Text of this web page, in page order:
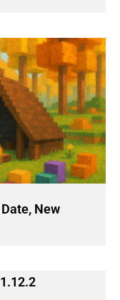
New